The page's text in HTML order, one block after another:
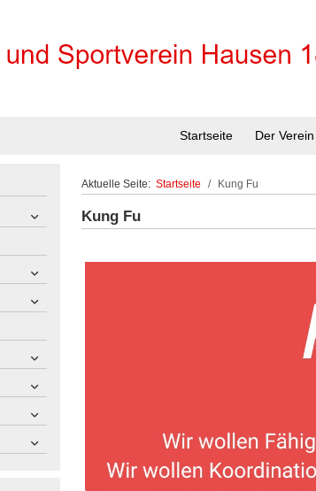
Startseite Der Verein
Aktuelle Seite: Startseite Kung Fu
Kung Fu